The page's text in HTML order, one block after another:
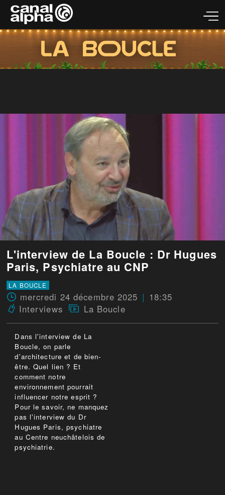
L'interview de La Boucle : Dr Hugues
Paris, Psychiatre au CNP
LA BOUCLE
mercredi 24 décembre 2025
18:35
Interviews
La Boucle
Dans l'interview de La
Boucle, on parle
d'architecture et de bien-
être. Quel lien ? Et
comment notre
environnement pourrait
influencer notre esprit ?
Pour le savoir, ne manquez
pas l'interview du Dr
Hugues Paris, psychiatre
au Centre neuchâtelois de
psychiatrie.